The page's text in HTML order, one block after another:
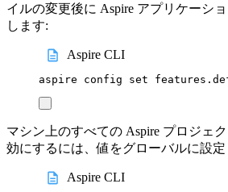
イルの変更後に Aspire アプリケーシ
します:
Aspire CLI
aspire config set
マシン上のすべての Aspire プロジェ
効にするには、値をグローバルに設定
Aspire CLI